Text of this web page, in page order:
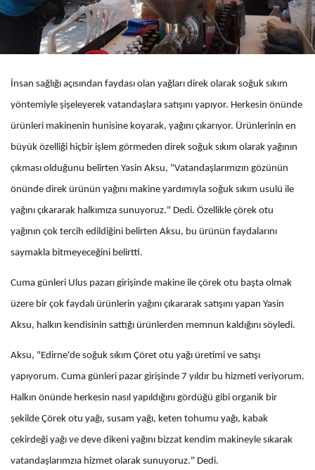
İnsan sağlığı açısından faydası olan yağları direk olarak soğuk sıkım
yöntemiyle şişeleyerek vatandaşlara satışını yapıyor. Herkesin önünde
ürünleri makinenin hunisine koyarak, yağını çıkarıyor. Ürünlerinin en
büyük özelliği hiçbir işlem görmeden direk soğuk sıkım olarak yağının
çıkması olduğunu belirten Yasin Aksu, "Vatandaşlarımızın gözünün
önünde direk ürünün yağını makine yardımıyla soğuk sıkım usulü ile
yağını çıkararak halkımıza sunuyoruz." Dedi. Özellikle çörek otu
yağının çok tercih edildiğini belirten Aksu, bu ürünün faydalarını
saymakla bitmeyeceğini belirtti.
Cuma günleri Ulus pazarı girişinde makine ile çörek otu başta olmak
üzere bir çok faydalı ürünlerin yağını çıkararak satışını yapan Yasin
Aksu, halkın kendisinin sattığı ürünlerden memnun kaldığını söyledi.
Aksu, "Edirne'de soğuk sıkım Çöret otu yağı üretimi ve satışı
yapıyorum. Cuma günleri pazar girişinde 7 yıldır bu hizmeti veriyorum.
Halkın önünde herkesin nasıl yapıldığını gördüğü gibi organik bir
şekilde Çörek otu yağı, susam yağı, keten tohumu yağı, kabak
çekirdeği yağı ve deve dikeni yağını bizzat kendim makineyle sıkarak
vatandaşlarımzıa hizmet olarak sunuyoruz." Dedi.